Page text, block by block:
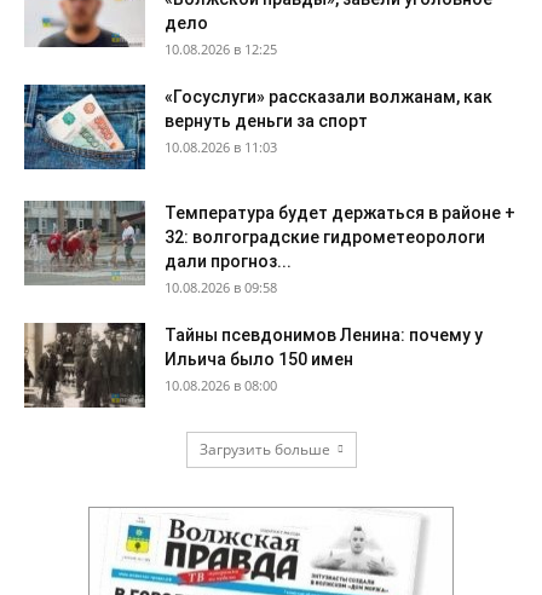
дело
10.08.2026 в 12:25
«Госуслуги» рассказали волжанам, как
вернуть деньги за спорт
10.08.2026 в 11:03
Температура будет держаться в районе +
32: волгоградские гидрометеорологи
дали прогноз...
10.08.2026 в 09:58
Тайны псевдонимов Ленина: почему у
Ильича было 150 имен
10.08.2026 в 08:00
Загрузить больше